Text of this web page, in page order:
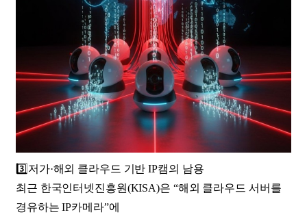
3️⃣저가·해외 클라우드 기반 IP캠의 남용
최근 한국인터넷진흥원(KISA)은 “해외 클라우드 서버를
경유하는 IP카메라”에